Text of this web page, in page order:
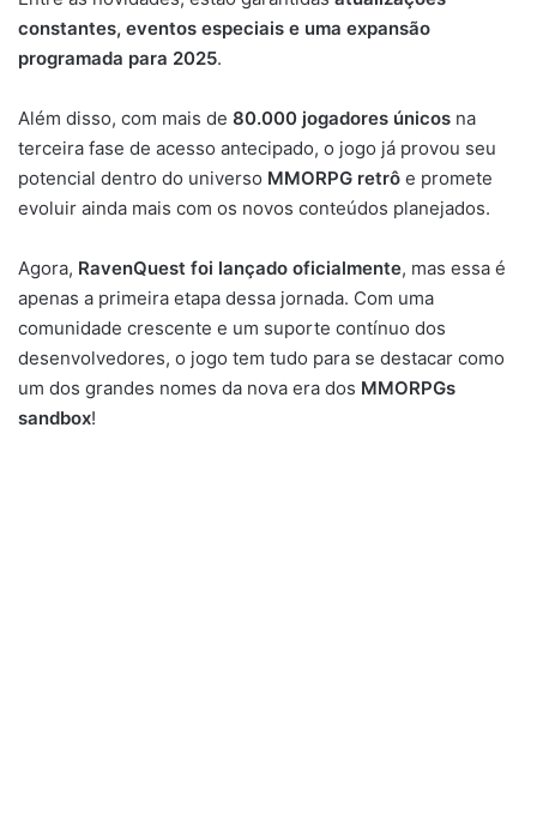
constantes, eventos especiais e uma expansão
programada para 2025.
Além disso, com mais de 80.000 jogadores únicos na
terceira fase de acesso antecipado, o jogo já provou seu
potencial dentro do universo MMORPG retrô e promete
evoluir ainda mais com os novos conteúdos planejados.
Agora, RavenQuest foi lançado oficialmente, mas essa é
apenas a primeira etapa dessa jornada. Com uma
comunidade crescente e um suporte contínuo dos
desenvolvedores, o jogo tem tudo para se destacar como
um dos grandes nomes da nova era dos MMORPGs
sandbox!